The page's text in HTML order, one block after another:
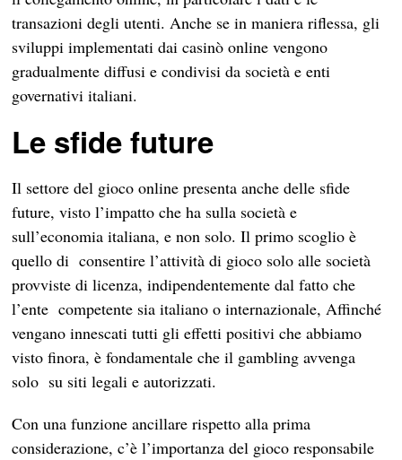
transazioni degli utenti. Anche se in maniera riflessa, gli
sviluppi implementati dai casinò online vengono
gradualmente diffusi e condivisi da società e enti
governativi italiani.
Le sfide future
Il settore del gioco online presenta anche delle sfide
future, visto l’impatto che ha sulla società e
sull’economia italiana, e non solo. Il primo scoglio è
quello di consentire l’attività di gioco solo alle società
provviste di licenza, indipendentemente dal fatto che
l’ente competente sia italiano o internazionale, Affinché
vengano innescati tutti gli effetti positivi che abbiamo
visto finora, è fondamentale che il gambling avvenga
solo su siti legali e autorizzati.
Con una funzione ancillare rispetto alla prima
considerazione, c’è l’importanza del gioco responsabile